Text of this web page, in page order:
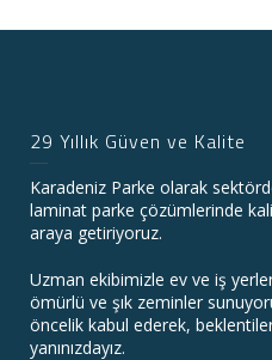
29 Yıllık Güven ve Kalite
Karadeniz Parke olarak
laminat parke çözümlerinde
araya getiriyoruz.
Uzman ekibimizle ev ve iş
ömürlü ve şık zeminler
öncelik kabul ederek,
yanınızdayız.